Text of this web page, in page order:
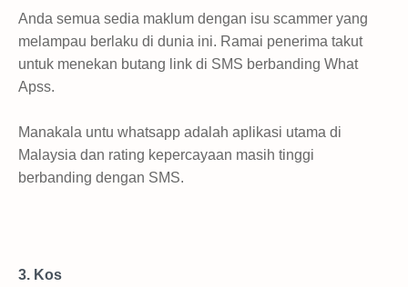
Anda semua sedia maklum dengan isu scammer yang
melampau berlaku di dunia ini. Ramai penerima takut
untuk menekan butang link di SMS berbanding What
Apss.
Manakala untu whatsapp adalah aplikasi utama di
Malaysia dan rating kepercayaan masih tinggi
berbanding dengan SMS.
3. Kos